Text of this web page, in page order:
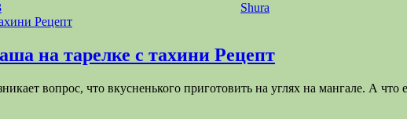
Shura
на тарелке с тахини Рецепт
вопрос, что вкусненького приготовить на углях на мангале. А что